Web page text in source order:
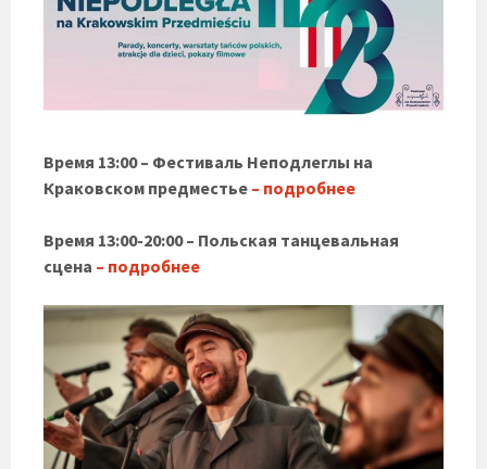
Время 13:00 – Фестиваль Неподлеглы на
Краковском предместье – подробнее
Время 13:00-20:00 – Польская танцевальная
сцена – подробнее